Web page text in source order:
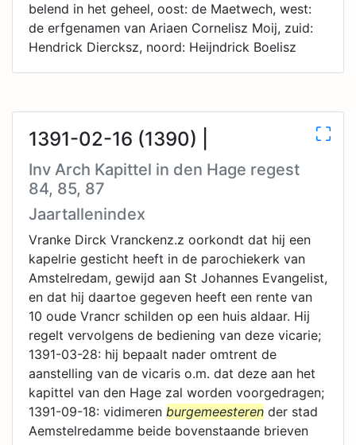
belend in het geheel, oost: de Maetwech, west:
de erfgenamen van Ariaen Cornelisz Moij, zuid:
Hendrick Diercksz, noord: Heijndrick Boelisz
1391-02-16 (1390) |
Inv Arch Kapittel in den Hage regest
84, 85, 87
Jaartallenindex
Vranke Dirck Vranckenz.z oorkondt dat hij een
kapelrie gesticht heeft in de parochiekerk van
Amstelredam, gewijd aan St Johannes Evangelist,
en dat hij daartoe gegeven heeft een rente van
10 oude Vrancr schilden op een huis aldaar. Hij
regelt vervolgens de bediening van deze vicarie;
1391-03-28: hij bepaalt nader omtrent de
aanstelling van de vicaris o.m. dat deze aan het
kapittel van den Hage zal worden voorgedragen;
1391-09-18: vidimeren burgemeesteren der stad
Aemstelredamme beide bovenstaande brieven